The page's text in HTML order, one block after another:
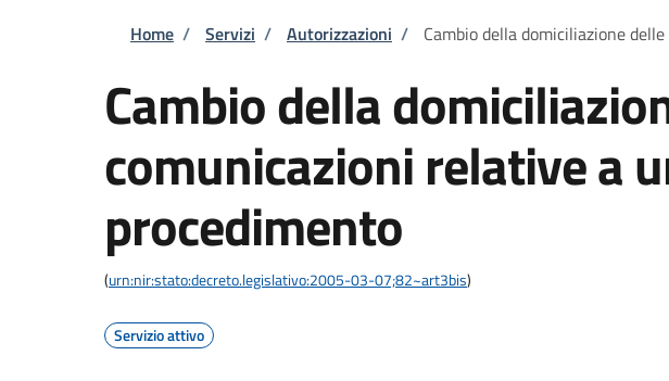
Briciole di pane
Home / Servizi / Autorizzazioni / Cambio della domiciliazione
Cambio della
comunicazioni relative a
procedimento
(urn:nir:stato:decreto.legislativo:2005-03-07;82~art3bis)
Servizio attivo